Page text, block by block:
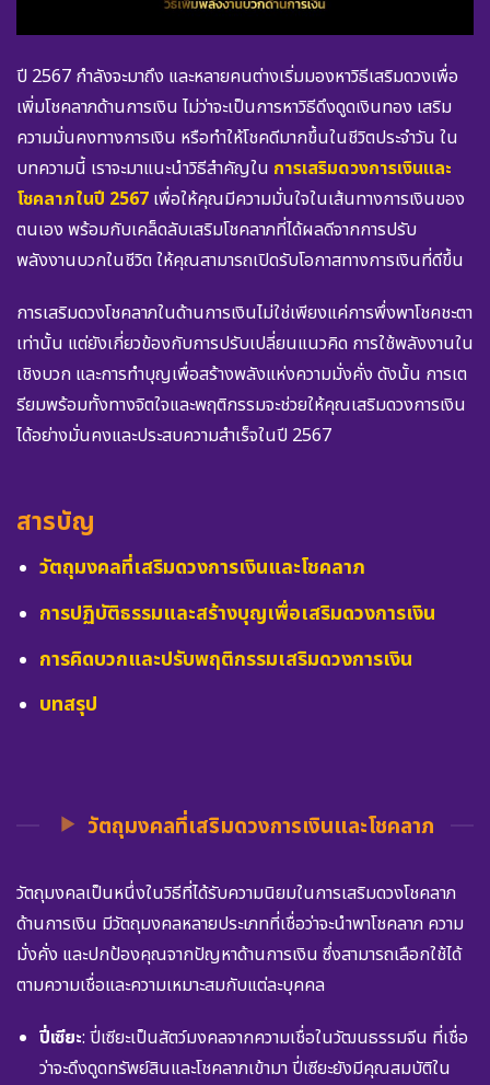
ปี 2567 กำลังจะมาถึง และหลายคนต่างเริ่มมองหาวิธีเสริมดวงเพื่อ
เพิ่มโชคลาภด้านการเงิน ไม่ว่าจะเป็นการหาวิธีดึงดูดเงินทอง เสริม
ความมั่นคงทางการเงิน หรือทำให้โชคดีมากขึ้นในชีวิตประจำวัน ใน
บทความนี้ เราจะมาแนะนำวิธีสำคัญใน การเสริมดวงการเงินและ
โชคลาภในปี 2567 เพื่อให้คุณมีความมั่นใจในเส้นทางการเงินของ
ตนเอง พร้อมกับเคล็ดลับเสริมโชคลาภที่ได้ผลดีจากการปรับ
พลังงานบวกในชีวิต ให้คุณสามารถเปิดรับโอกาสทางการเงินที่ดีขึ้น
การเสริมดวงโชคลาภในด้านการเงินไม่ใช่เพียงแค่การพึ่งพาโชคชะตา
เท่านั้น แต่ยังเกี่ยวข้องกับการปรับเปลี่ยนแนวคิด การใช้พลังงานใน
เชิงบวก และการทำบุญเพื่อสร้างพลังแห่งความมั่งคั่ง ดังนั้น การเต
รียมพร้อมทั้งทางจิตใจและพฤติกรรมจะช่วยให้คุณเสริมดวงการเงิน
ได้อย่างมั่นคงและประสบความสำเร็จในปี 2567
สารบัญ
วัตถุมงคลที่เสริมดวงการเงินและโชคลาภ
การปฏิบัติธรรมและสร้างบุญเพื่อเสริมดวงการเงิน
การคิดบวกและปรับพฤติกรรมเสริมดวงการเงิน
บทสรุป
วัตถุมงคลที่เสริมดวงการเงินและโชคลาภ
วัตถุมงคลเป็นหนึ่งในวิธีที่ได้รับความนิยมในการเสริมดวงโชคลาภ
ด้านการเงิน มีวัตถุมงคลหลายประเภทที่เชื่อว่าจะนำพาโชคลาภ ความ
มั่งคั่ง และปกป้องคุณจากปัญหาด้านการเงิน ซึ่งสามารถเลือกใช้ได้
ตามความเชื่อและความเหมาะสมกับแต่ละบุคคล
ปี่เซียะ: ปี่เซียะเป็นสัตว์มงคลจากความเชื่อในวัฒนธรรมจีน ที่เชื่อ
ว่าจะดึงดูดทรัพย์สินและโชคลาภเข้ามา ปี่เซียะยังมีคุณสมบัติใน